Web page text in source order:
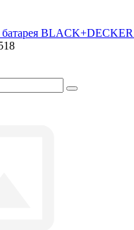
батарея